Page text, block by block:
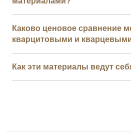
Каково ценовое сравнение
кварцитовыми и
Как эти материалы ведут